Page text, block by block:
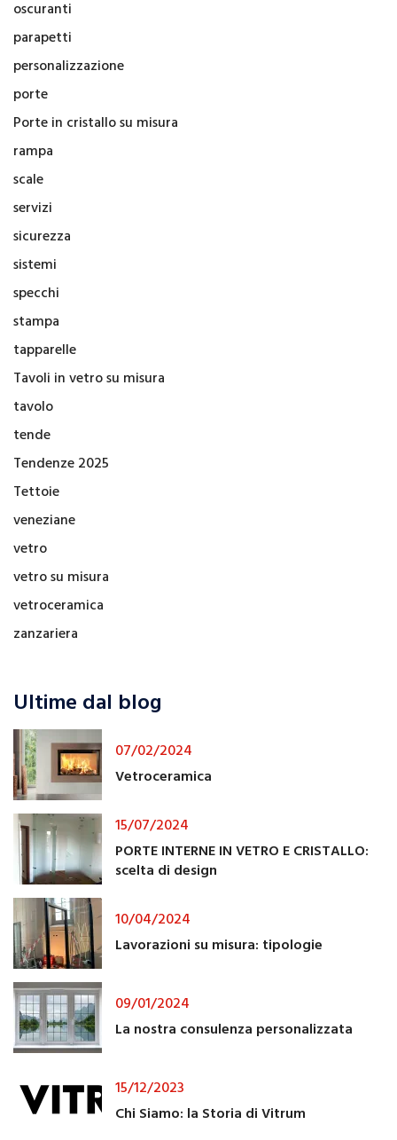
oscuranti
parapetti
personalizzazione
porte
Porte in cristallo su misura
rampa
scale
servizi
sicurezza
sistemi
specchi
stampa
tapparelle
Tavoli in vetro su misura
tavolo
tende
Tendenze 2025
Tettoie
veneziane
vetro
vetro su misura
vetroceramica
zanzariera
Ultime dal blog
07/02/2024
Vetroceramica
15/07/2024
PORTE INTERNE IN VETRO E CRISTALLO:
scelta di design
10/04/2024
Lavorazioni su misura: tipologie
09/01/2024
La nostra consulenza personalizzata
15/12/2023
Chi Siamo: la Storia di Vitrum